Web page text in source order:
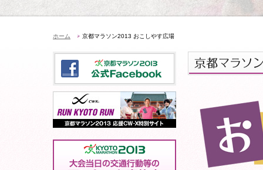
ホーム 京都マラソン2013 おこしやす広場